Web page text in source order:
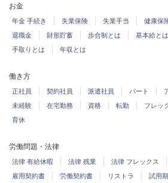
お金
年金 手続き 失業保険 失業手当 健康保
退職金
財形貯蓄 歩合制とは 基本給とは
手取りとは
年収とは
働き方
正社員 契約社員 派遣社員 パート
未経験
在宅勤務 資格 転勤 フレッ
育休
労働問題・法律
法律 有給休暇 法律 残業 法律 フレックス
雇用契約書
労働契約書 リストラ 試用